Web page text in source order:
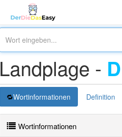
Landplage - D
Wortinformationen Definition
Wortinformationen